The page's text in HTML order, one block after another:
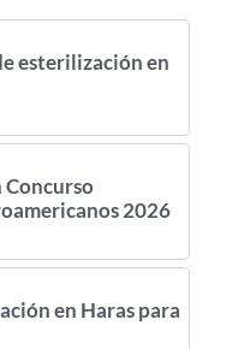
esterilización en
Concurso
2026
en Haras para